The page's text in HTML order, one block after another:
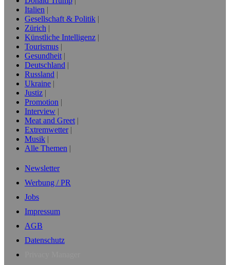
Italien
Gesellschaft & Politik
Zürich
Künstliche Intelligenz
Tourismus
Gesundheit
Deutschland
Russland
Ukraine
Justiz
Promotion
Interview
Meat and Greet
Extremwetter
Musik
Alle Themen
Newsletter
Werbung / PR
Jobs
Impressum
AGB
Datenschutz